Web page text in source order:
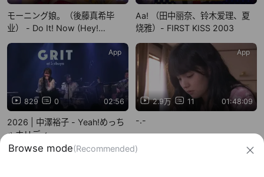
モーニング娘。（後藤真希毕
业） - Do It! Now (Hey!
Aa! （田中丽奈、铃木爱理、夏
烧雅）- FIRST KISS 2003
829 0 02:56
App
2026 | 中澤裕子 - Yeah!めっち
ゃホリディ
2.9万 11 01:48:09
App
-.-